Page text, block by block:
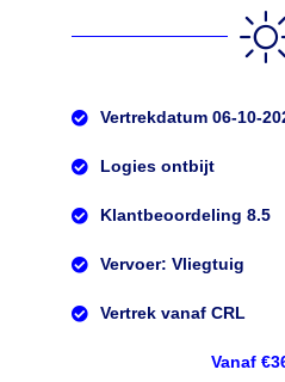
Vertrekdatum 06-10-
Logies ontbijt
Klantbeoordeling 8.5
Vervoer: Vliegtuig
Vertrek vanaf CRL
Vanaf